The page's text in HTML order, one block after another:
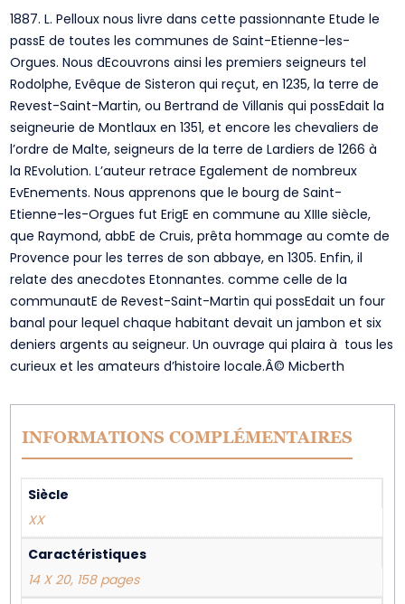
1887. L. Pelloux nous livre dans cette passionnante Etude le
passE de toutes les communes de Saint-Etienne-les-
Orgues. Nous dEcouvrons ainsi les premiers seigneurs tel
Rodolphe, Evêque de Sisteron qui reçut, en 1235, la terre de
Revest-Saint-Martin, ou Bertrand de Villanis qui possEdait la
seigneurie de Montlaux en 1351, et encore les chevaliers de
l’ordre de Malte, seigneurs de la terre de Lardiers de 1266 à
la REvolution. L’auteur retrace Egalement de nombreux
EvEnements. Nous apprenons que le bourg de Saint-
Etienne-les-Orgues fut ErigE en commune au XIIIe siècle,
que Raymond, abbE de Cruis, prêta hommage au comte de
Provence pour les terres de son abbaye, en 1305. Enfin, il
relate des anecdotes Etonnantes. comme celle de la
communautE de Revest-Saint-Martin qui possEdait un four
banal pour lequel chaque habitant devait un jambon et six
deniers argents au seigneur. Un ouvrage qui plaira à tous les
curieux et les amateurs d’histoire locale.Â© Micberth
INFORMATIONS COMPLÉMENTAIRES
Siècle
XX
Caractéristiques
14 X 20, 158 pages